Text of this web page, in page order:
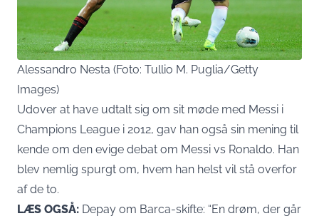
Alessandro Nesta (Foto: Tullio M. Puglia/Getty
Images)
Udover at have udtalt sig om sit møde med Messi i
Champions League i 2012, gav han også sin mening til
kende om den evige debat om Messi vs Ronaldo. Han
blev nemlig spurgt om, hvem han helst vil stå overfor
af de to.
LÆS OGSÅ: Depay om Barca-skifte: “En drøm, der går